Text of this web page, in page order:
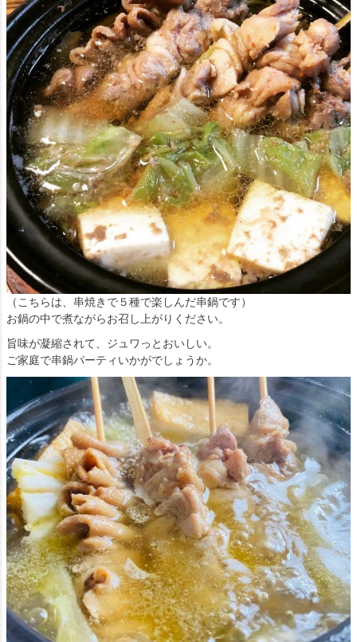
（こちらは、串焼きで５種で楽しんだ串鍋です）
お鍋の中で煮ながらお召し上がりください。
旨味が凝縮されて、ジュワっとおいしい。
ご家庭で串鍋パーティいかがでしょうか。